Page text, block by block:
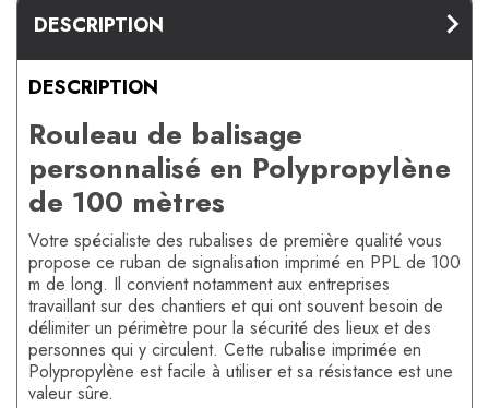
DESCRIPTION
DESCRIPTION
Rouleau de balisage
personnalisé en Polypropylène
de 100 mètres
Votre spécialiste des rubalises de première qualité vous
propose ce ruban de signalisation imprimé en PPL de 100
m de long. Il convient notamment aux entreprises
travaillant sur des chantiers et qui ont souvent besoin de
délimiter un périmètre pour la sécurité des lieux et des
personnes qui y circulent. Cette rubalise imprimée en
Polypropylène est facile à utiliser et sa résistance est une
valeur sûre.